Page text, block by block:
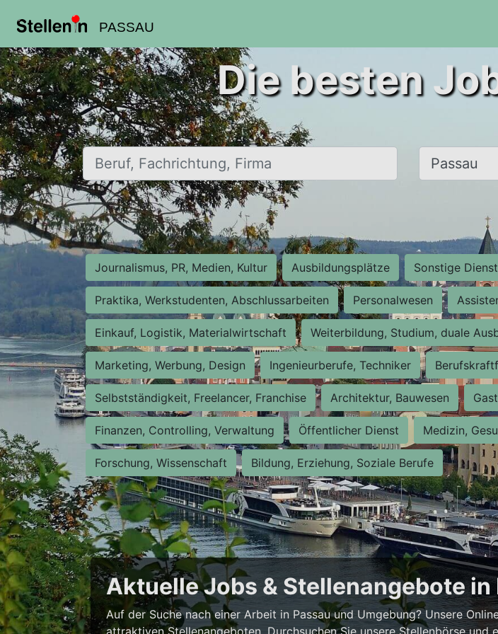
PASSAU
Die besten
Beruf, Fachrichtung, Firma Ort, Stadt
Journalismus, PR, Medien, Kultur Ausbildungsplätze Sonstige
Praktika, Werkstudenten, Abschlussarbeiten Personalwesen
Einkauf, Logistik, Materialwirtschaft Weiterbildung, Studium, duale
Marketing, Werbung, Design Ingenieurberufe, Techniker
Selbstständigkeit, Freelancer, Franchise Architektur, Bauwesen
Finanzen, Controlling, Verwaltung Öffentlicher Dienst Medizin,
Forschung, Wissenschaft Bildung, Erziehung, Soziale Berufe
Aktuelle Jobs & Stellenangebote in
Auf der Suche nach einer Arbeit in Passau und Umgebung? Unsere